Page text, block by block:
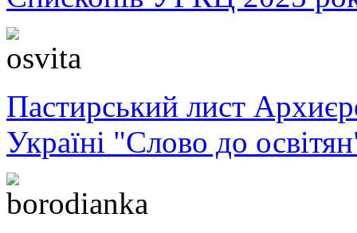
Пастирський лист
Україні "Слово до